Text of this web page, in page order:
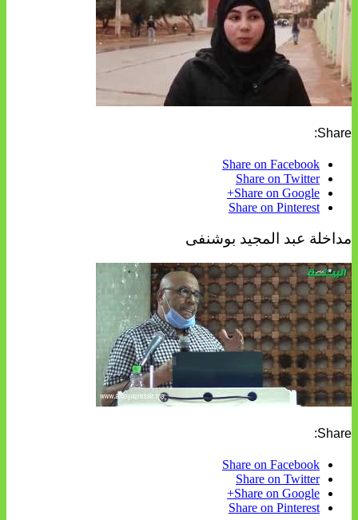
Share:
Share on Facebook
Share on Twitter
Share on Google+
Share on Pinterest
مداخلة عبد المجيد بوشنفى
Share:
Share on Facebook
Share on Twitter
Share on Google+
Share on Pinterest